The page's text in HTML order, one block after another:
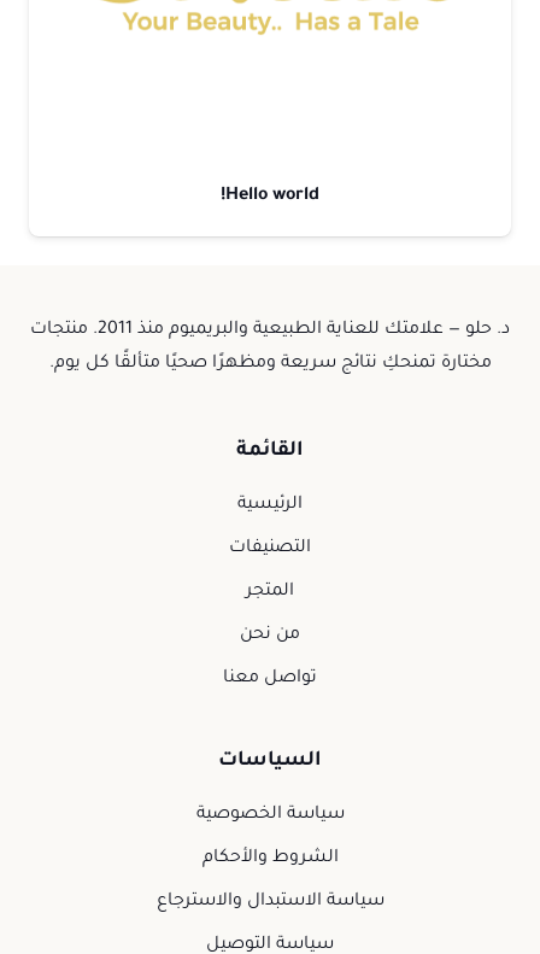
Hello world!
د. حلو — علامتك للعناية الطبيعية والبريميوم منذ 2011. منتجات
مختارة تمنحكِ نتائج سريعة ومظهرًا صحيًا متألقًا كل يوم.
القائمة
الرئيسية
التصنيفات
المتجر
من نحن
تواصل معنا
السياسات
سياسة الخصوصية
الشروط والأحكام
سياسة الاستبدال والاسترجاع
سياسة التوصيل